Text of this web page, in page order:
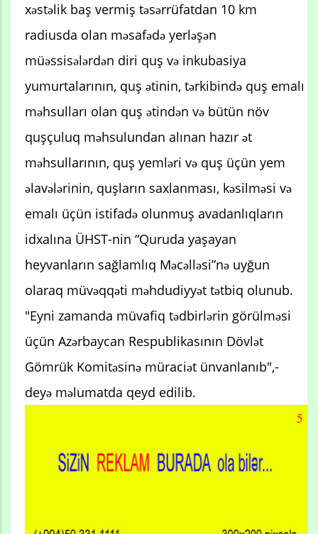
xəstəlik baş vermiş təsərrüfatdan 10 km
radiusda olan məsafədə yerləşən
müəssisələrdən diri quş və inkubasiya
yumurtalarının, quş ətinin, tərkibində quş emalı
məhsulları olan quş ətindən və bütün növ
quşçuluq məhsulundan alınan hazır ət
məhsullarının, quş yemləri və quş üçün yem
əlavələrinin, quşların saxlanması, kəsilməsi və
emalı üçün istifadə olunmuş avadanlıqların
idxalına ÜHST-nin “Quruda yaşayan
heyvanların sağlamlıq Məcəlləsi”nə uyğun
olaraq müvəqqəti məhdudiyyət tətbiq olunub.
"Eyni zamanda müvafiq tədbirlərin görülməsi
üçün Azərbaycan Respublikasının Dövlət
Gömrük Komitəsinə müraciət ünvanlanıb",-
deyə məlumatda qeyd edilib.